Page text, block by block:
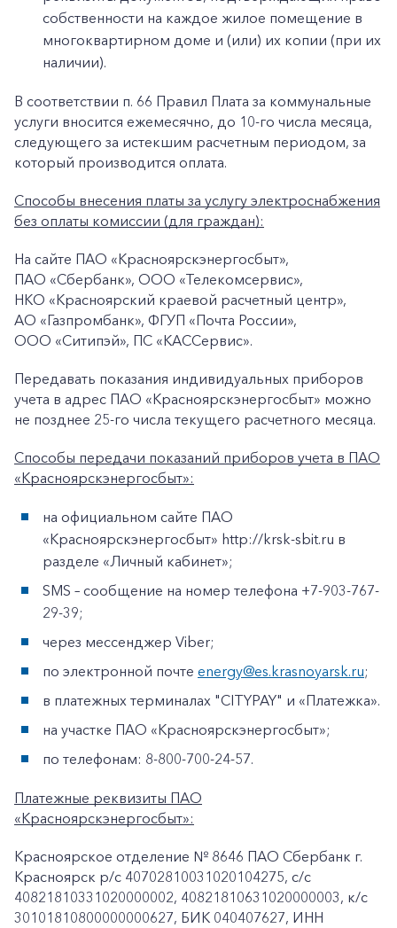
+7-800-700-24-57
Частным клиентам
Корпоративным клиентам
собственности на каждое жилое помещение в
многоквартирном доме и (или) их копии (при их
наличии).
В соответствии п. 66 Правил Плата за коммунальные
услуги вносится ежемесячно, до 10-го числа месяца,
следующего за истекшим расчетным периодом, за
который производится оплата.
Способы внесения платы за услугу электроснабжения
без оплаты комиссии (для граждан):
На сайте ПАО «Красноярскэнергосбыт»,
ПАО «Сбербанк», ООО «Телекомсервис»,
НКО «Красноярский краевой расчетный центр»,
АО «Газпромбанк», ФГУП «Почта России»,
ООО «Ситипэй», ПС «КАССервис».
Передавать показания индивидуальных приборов
учета в адрес ПАО «Красноярскэнергосбыт» можно
не позднее 25-го числа текущего расчетного месяца.
Способы передачи показаний приборов учета в ПАО
«Красноярскэнергосбыт»:
на официальном сайте ПАО
«Красноярскэнергосбыт» http://krsk-sbit.ru в
разделе «Личный кабинет»;
SMS – сообщение на номер телефона +7-903-767-
29-39;
через мессенджер Viber;
по электронной почте energy@es.krasnoyarsk.ru;
в платежных терминалах "CITYPAY" и «Платежка».
на участке ПАО «Красноярскэнергосбыт»;
по телефонам: 8-800-700-24-57.
Платежные реквизиты ПАО
«Красноярскэнергосбыт»:
Красноярское отделение № 8646 ПАО Сбербанк г.
Красноярск p/c 40702810031020104275, с/с
40821810331020000002, 40821810631020000003, к/c
30101810800000000627, БИК 040407627, ИНН